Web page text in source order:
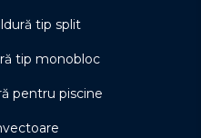
tip split
tip monobloc
pentru piscine